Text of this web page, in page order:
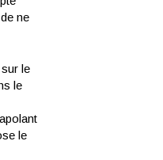
ne
le
le
le